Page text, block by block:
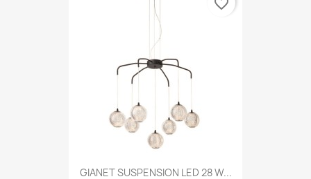
GIANET SUSPENSION LED 28 W...
favorite_border